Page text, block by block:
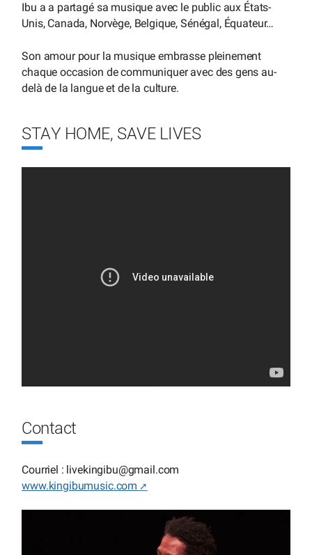
Ibu a a partagé sa musique avec le public aux États-
Unis, Canada, Norvège, Belgique, Sénégal, Équateur…
Son amour pour la musique embrasse pleinement
chaque occasion de communiquer avec des gens au-
delà de la langue et de la culture.
STAY HOME, SAVE LIVES
Contact
Courriel : livekingibu@gmail.com
www.kingibumusic.com